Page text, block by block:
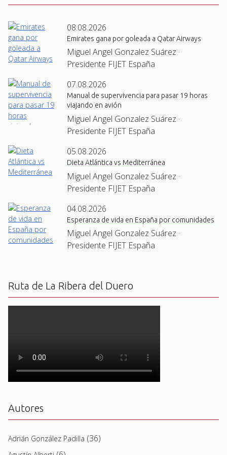
08.08.2026
Emirates gana por goleada a Qatar Airways
Miguel Angel Gonzalez Suárez ·
Presidente FIJET España
07.08.2026
Manual de supervivencia para pasar 19 horas
viajando en avión
Miguel Angel Gonzalez Suárez ·
Presidente FIJET España
05.08.2026
Dieta Atlántica vs Mediterránea
Miguel Angel Gonzalez Suárez ·
Presidente FIJET España
04.08.2026
Esperanza de vida en España por comunidades
Miguel Angel Gonzalez Suárez ·
Presidente FIJET España
Ruta de La Ribera del Duero
Autores
Adrián González Padilla (36)